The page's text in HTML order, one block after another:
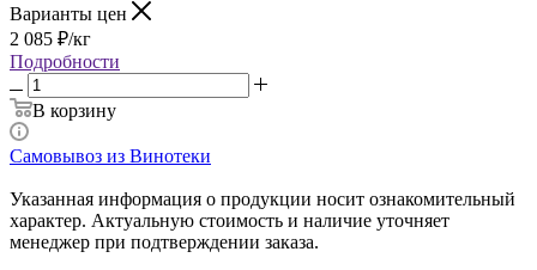
Варианты цен
2 085 ₽/кг
Подробности
В корзину
Самовывоз из Винотеки
Указанная информация о продукции носит ознакомительный
характер. Актуальную стоимость и наличие уточняет
менеджер при подтверждении заказа.